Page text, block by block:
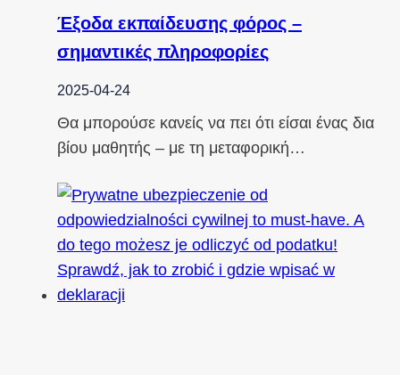
Έξοδα εκπαίδευσης φόρος –
σημαντικές πληροφορίες
2025-04-24
Θα μπορούσε κανείς να πει ότι είσαι ένας δια
βίου μαθητής – με τη μεταφορική…